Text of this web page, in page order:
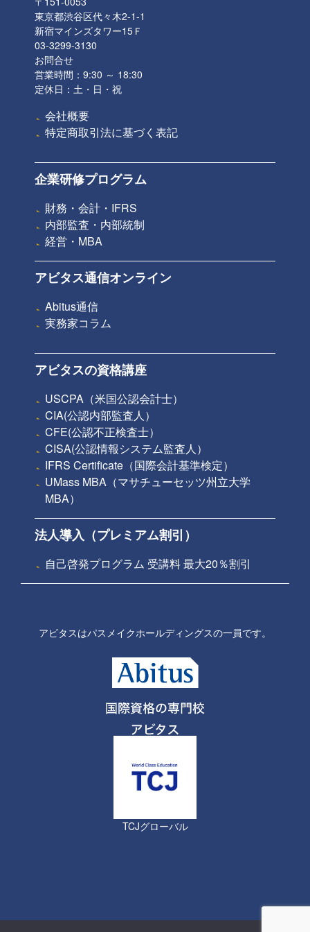
東京都渋谷区代々木2-1-1
新宿マインズタワー15Ｆ
03-3299-3130
お問合せ
営業時間：9:30 ～ 18:30
定休日：土・日・祝
会社概要
特定商取引法に基づく表記
企業研修プログラム
財務・会計・IFRS
内部監査・内部統制
経営・MBA
アビタス通信オンライン
Abitus通信
実務家コラム
アビタスの資格講座
USCPA（米国公認会計士）
CIA(公認内部監査人）
CFE(公認不正検査士）
CISA(公認情報システム監査人）
IFRS Certificate（国際会計基準検定）
UMass MBA（マサチューセッツ州立大学
MBA）
法人導入（プレミアム割引）
自己啓発プログラム 受講料 最大20％割引
アビタスはパスメイクホールディングスの一員です。
TCJグローバル